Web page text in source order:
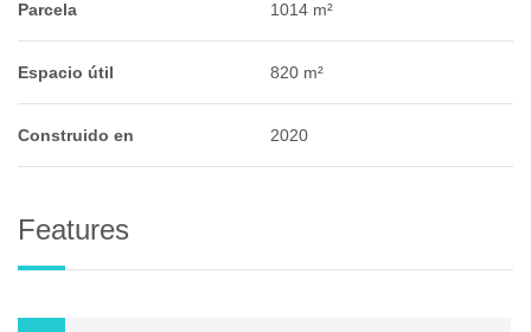
Parcela 1014 m²
Espacio útil 820 m²
Construido en 2020
Features